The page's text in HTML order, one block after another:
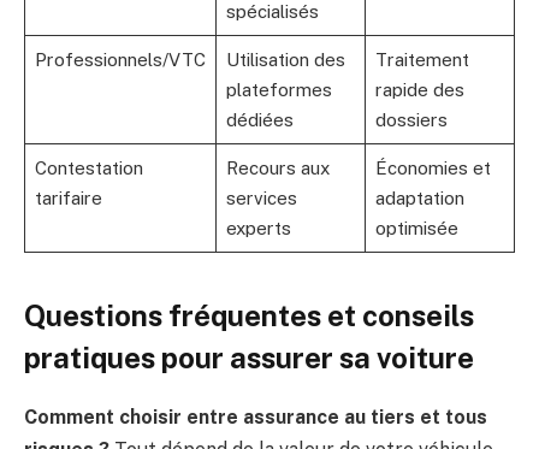
spécialisés
Professionnels/VTC
Utilisation des
plateformes
dédiées
Traitement
rapide des
dossiers
Contestation
tarifaire
Recours aux
services
experts
Économies et
adaptation
optimisée
Questions fréquentes et conseils
pratiques pour assurer sa voiture
Comment choisir entre assurance au tiers et tous